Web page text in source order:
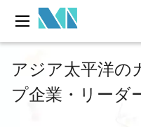
アジア太平洋の
プ企業・リーダ